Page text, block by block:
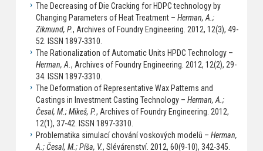
The Decreasing of Die Cracking for HDPC technology by
Changing Parameters of Heat Treatment – Herman, A.;
Zikmund, P., Archives of Foundry Engineering. 2012, 12(3), 49-
52. ISSN 1897-3310.
The Rationalization of Automatic Units HPDC Technology –
Herman, A. , Archives of Foundry Engineering. 2012, 12(2), 29-
34. ISSN 1897-3310.
The Deformation of Representative Wax Patterns and
Castings in Investment Casting Technology – Herman, A.;
Česal, M.; Mikeš, P., Archives of Foundry Engineering. 2012,
12(1), 37-42. ISSN 1897-3310.
Problematika simulací chování voskových modelů – Herman,
A.; Česal, M.; Píša, V., Slévárenství. 2012, 60(9-10), 342-345.